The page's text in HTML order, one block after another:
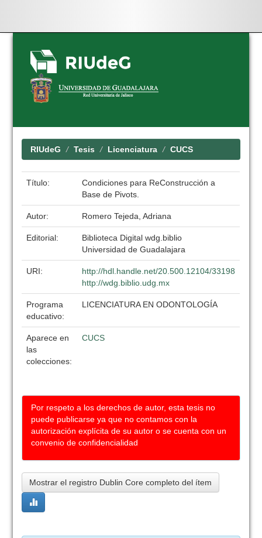
Skip
navigation
RIUdeG Tesis Licenciatura CUCS
Título:
Condiciones para ReConstrucción a
Base de Pivots.
Autor: Romero Tejeda, Adriana
Editorial:
Biblioteca Digital wdg.biblio
Universidad de Guadalajara
URI:
http://hdl.handle.net/20.500.12104/33198
http://wdg.biblio.udg.mx
Programa
educativo:
LICENCIATURA EN ODONTOLOGÍA
Aparece en
las
colecciones:
CUCS
Por respeto a los derechos de autor, esta tesis no
puede publicarse ya que no contamos con la
autorización explícita de su autor o se cuenta con un
convenio de confidencialidad
Mostrar el registro Dublin Core completo del ítem